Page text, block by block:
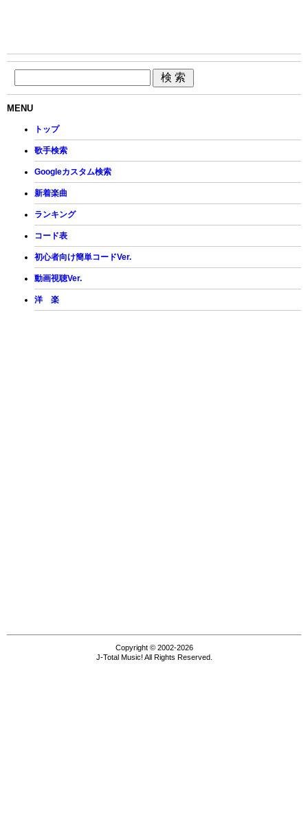
MENU
トップ
歌手検索
Googleカスタム検索
新着楽曲
ランキング
コード表
初心者向け簡単コードVer.
動画視聴Ver.
洋 楽
Copyright © 2002-2026
J-Total Music! All Rights Reserved.